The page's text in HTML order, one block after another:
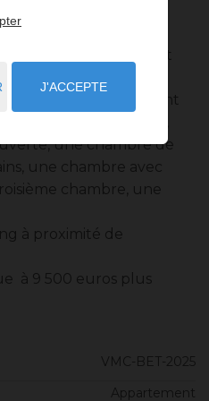
située dans le
à proximité des
minute à pied du Port
rénové entierement
salon/salle à manger,
une chambre de
une chambre avec
chambre, une
à proximité de
à 9 500 euros plus
VMC-BET-2025
Appartement
J'ACCEPTE